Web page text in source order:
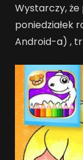
Wystarczy, że
poniedziałek
Android-a) ,